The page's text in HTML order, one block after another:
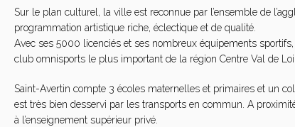
Sur le plan culturel, la ville est reconnue par l’ensemble de
programmation artistique riche, éclectique et de qualité.
Avec ses 5000 licenciés et ses nombreux équipements
club omnisports le plus important de la région Centre Val de
Saint-Avertin compte 3 écoles maternelles et primaires et un
est très bien desservi par les transports en commun. A
à l’enseignement supérieur privé.